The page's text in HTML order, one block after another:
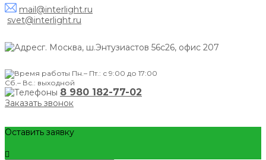
mail@interlight.ru
svet@interlight.ru
г. Москва, ш.Энтузиастов 56с26, офис 207
Пн.– Пт.: с 9:00 до 17:00
Сб.– Вс.: выходной
8 980 182-77-02
Заказать звонок
Оставить заявку